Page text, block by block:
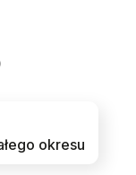
okresu